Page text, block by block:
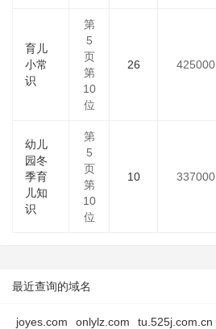
育儿
小常
识
第
5
页
第
10
位
26 425000
幼儿
园冬
季育
儿知
识
第
5
页
第
10
位
10 337000
最近查询的域名
joyes.com onlylz.com
tu.525j.com.cn